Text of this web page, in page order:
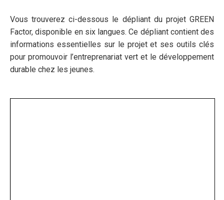
Vous trouverez ci-dessous le dépliant du projet GREEN
Factor, disponible en six langues. Ce dépliant contient des
informations essentielles sur le projet et ses outils clés
pour promouvoir l’entreprenariat vert et le développement
durable chez les jeunes.